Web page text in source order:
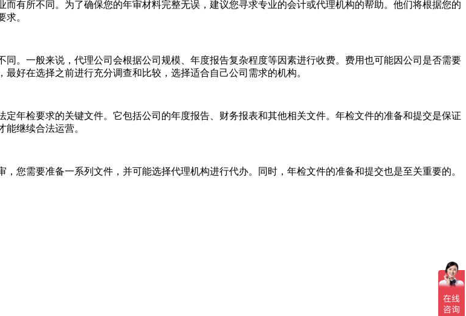
所不同。为了确保您的年审材料完整无误，建议您寻求专业的会计或代理机构的帮助。他们将根据您的
。
一般来说，代理公司会根据公司规模、年度报告复杂程度等因素进行收费。费用也可能因公司是否需要
好在选择之前进行充分调查和比较，选择适合自己公司需求的机构。
检要求的关键文件。它包括公司的年度报告、财务报表和其他相关文件。年检文件的准备和提交是保证
继续合法运营。
需要准备一系列文件，并可能选择代理机构进行代办。同时，年检文件的准备和提交也是至关重要的。